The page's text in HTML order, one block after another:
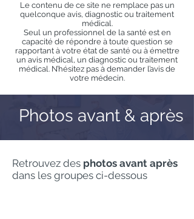
Le contenu de ce site ne remplace pas un
quelconque avis, diagnostic ou traitement
médical.
Seul un professionnel de la santé est en
capacité de répondre à toute question se
rapportant à votre état de santé ou à émettre
un avis médical, un diagnostic ou traitement
médical. N’hésitez pas à demander l’avis de
votre médecin.
Photos avant & après
Retrouvez des photos avant après
dans les groupes ci-dessous